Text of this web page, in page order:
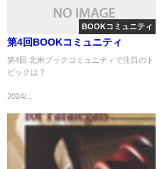
BOOKコミュニティ
第4回BOOKコミュニティ
第4回 北米ブックコミュニティで注目のト
ピックは？
2024/...